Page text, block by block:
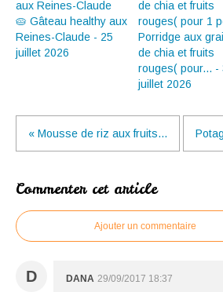
🥧 Gâteau healthy aux
Reines-Claude - 25
juillet 2026
Porridge aux
de chia et fruits
rouges( pour... -
juillet 2026
« Mousse de riz aux fruits...
Commenter cet article
Ajouter un commentaire
D DANA 29/09/2017 18:37